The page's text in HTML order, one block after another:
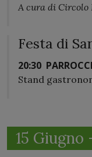
A cura di Circolo
Festa di
20:30
Stand
15 Giugno